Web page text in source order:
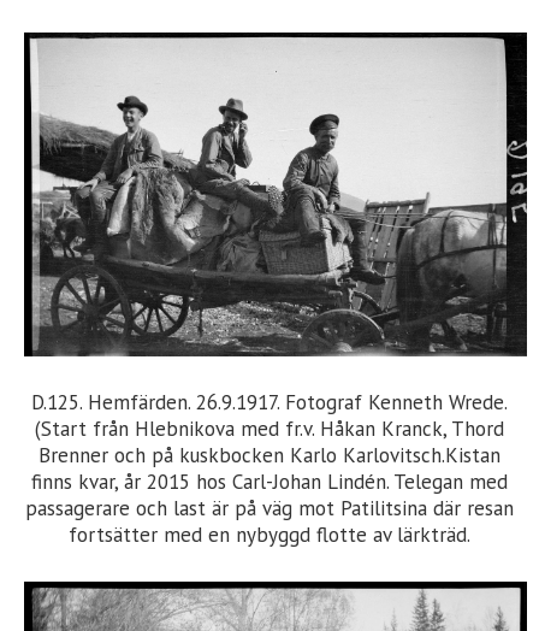
D.125. Hemfärden. 26.9.1917. Fotograf Kenneth Wrede.
(Start från Hlebnikova med fr.v. Håkan Kranck, Thord
Brenner och på kuskbocken Karlo Karlovitsch.Kistan
finns kvar, år 2015 hos Carl-Johan Lindén. Telegan med
passagerare och last är på väg mot Patilitsina där resan
fortsätter med en nybyggd flotte av lärkträd.